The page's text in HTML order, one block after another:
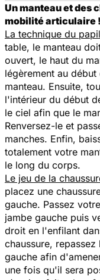
Un manteau et des
mobilité articulaire !
La technique du
table, le manteau
ouvert, le haut du
légèrement au
manteau. Ensuite,
l'intérieur du début
le ciel afin que le
Renversez-le et
manches. Enfin,
totalement votre
le long du corps.
Le jeu de la
placez une
gauche. Passez
jambe gauche puis
droit en l'enfilant
chaussure,
gauche afin
une fois qu'il sera